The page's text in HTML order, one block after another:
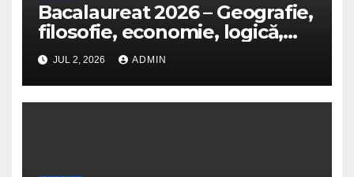
Bacalaureat 2026 – Geografie,
filosofie, economie, logică,
psihologie, sociologie, fizică,
chimie, biologie, anatomie și
informatică
JUL 2, 2026 ADMIN